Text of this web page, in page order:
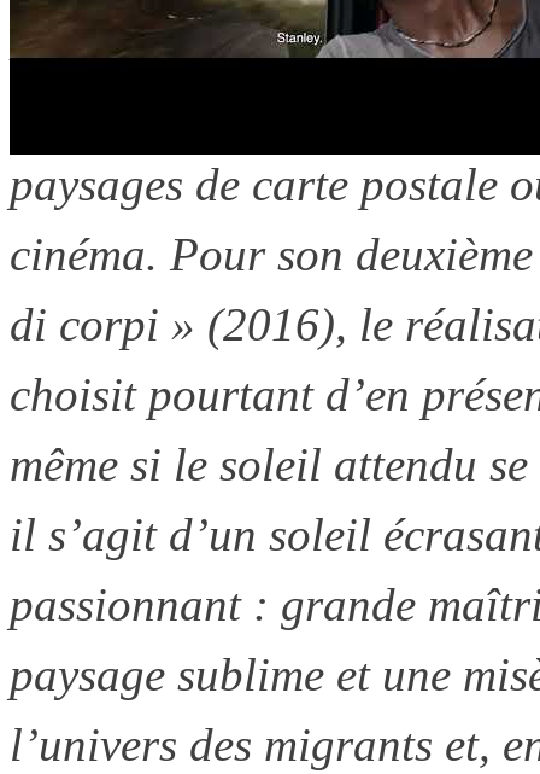
La Sicile. Nom mythique,
paysages de carte postale
cinéma. Pour son
di corpi » (2016), le
choisit pourtant d’en
même si le soleil attendu
il s’agit d’un soleil
passionnant : grande
paysage sublime et une
l’univers des migrants et,